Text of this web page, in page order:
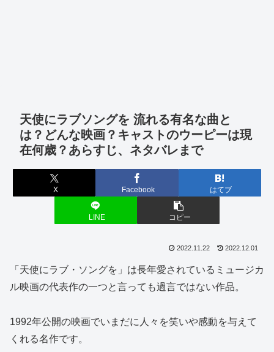
天使にラブソングを 流れる有名な曲と
は？どんな映画？キャストのウーピーは現
在何歳？あらすじ、ネタバレまで
X Facebook はてブ
LINE コピー
2022.11.22 2022.12.01
「天使にラブ・ソングを」は長年愛されているミュージカ
ル映画の代表作の一つと言っても過言ではない作品。
1992年公開の映画でいまだに人々を笑いや感動を与えて
くれる名作です。